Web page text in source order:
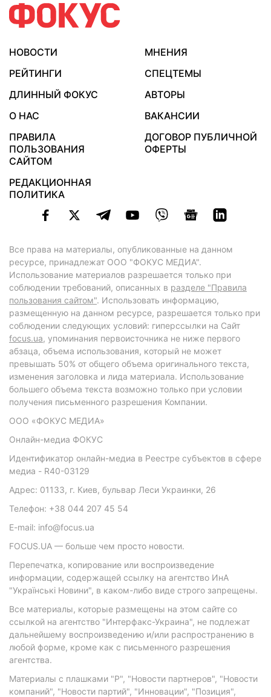
НОВОСТИ
МНЕНИЯ
РЕЙТИНГИ
СПЕЦТЕМЫ
ДЛИННЫЙ ФОКУС
АВТОРЫ
О НАС
ВАКАНСИИ
ПРАВИЛА
ПОЛЬЗОВАНИЯ
САЙТОМ
ДОГОВОР ПУБЛИЧНОЙ
ОФЕРТЫ
РЕДАКЦИОННАЯ
ПОЛИТИКА
Все права на материалы, опубликованные на данном
ресурсе, принадлежат ООО "ФОКУС МЕДИА".
Использование материалов разрешается только при
соблюдении требований, описанных в разделе "Правила
пользования сайтом". Использовать информацию,
размещенную на данном ресурсе, разрешается только при
соблюдении следующих условий: гиперссылки на Сайт
focus.ua, упоминания первоисточника не ниже первого
абзаца, объема использования, который не может
превышать 50% от общего объема оригинального текста,
изменения заголовка и лида материала. Использование
большего объема текста возможно только при условии
получения письменного разрешения Компании.
ООО «ФОКУС МЕДИА»
Онлайн-медиа ФОКУС
Идентификатор онлайн-медиа в Реестре субъектов в сфере
медиа - R40-03129
Адрес: 01133, г. Киев, бульвар Леси Украинки, 26
Телефон: +38 044 207 45 54
E-mail: info@focus.ua
FOCUS.UA — больше чем просто новости.
Перепечатка, копирование или воспроизведение
информации, содержащей ссылку на агентство ИнА
"Українські Новини", в каком-либо виде строго запрещены.
Все материалы, которые размещены на этом сайте со
ссылкой на агентство "Интерфакс-Украина", не подлежат
дальнейшему воспроизведению и/или распространению в
любой форме, кроме как с письменного разрешения
агентства.
Материалы с плашками "Р", "Новости партнеров", "Новости
компаний", "Новости партий", "Инновации", "Позиция",